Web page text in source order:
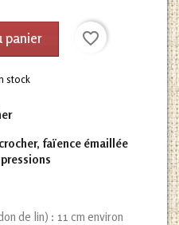
panier favorite_border
stock
faïence émaillée
de lin) : 11 cm environ